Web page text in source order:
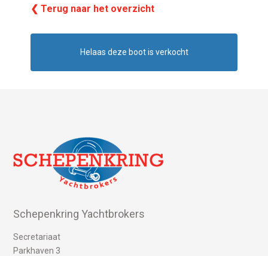
❮ Terug naar het overzicht
Helaas deze boot is verkocht
Schepenkring Yachtbrokers
Secretariaat
Parkhaven 3